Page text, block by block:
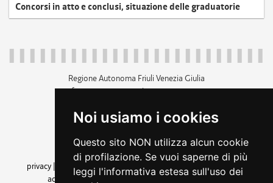
Noi usiamo i cookies
Questo sito NON utilizza alcun cookie
di profilazione. Se vuoi saperne di più
leggi l'informativa estesa sull'uso dei
Concorsi in atto e conclusi, situazione delle graduatorie
Regione Autonoma Friuli Venezia Giulia
c.f. 80014930327; p.iva 00526040324
+39 040 3771111
amministrazione trasparente
privacy
cookie |note legali accessibilità
dichiarazione di
accessibilità| feedback cambio preferenze cookie